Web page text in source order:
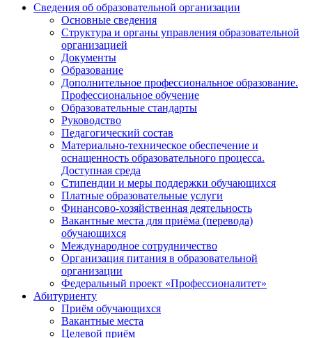
Сведения об образовательной организации
Основные сведения
Структура и органы управления образовательной
организацией
Документы
Образование
Дополнительное профессиональное образование.
Профессиональное обучение
Образовательные стандарты
Руководство
Педагогический состав
Материально-техническое обеспечение и
оснащенность образовательного процесса.
Доступная среда
Стипендии и меры поддержки обучающихся
Платные образовательные услуги
Финансово-хозяйственная деятельность
Вакантные места для приёма (перевода)
обучающихся
Международное сотрудничество
Организация питания в образовательной
организации
Федеральный проект «Профессионалитет»
Абитуриенту
Приём обучающихся
Вакантные места
Целевой приём